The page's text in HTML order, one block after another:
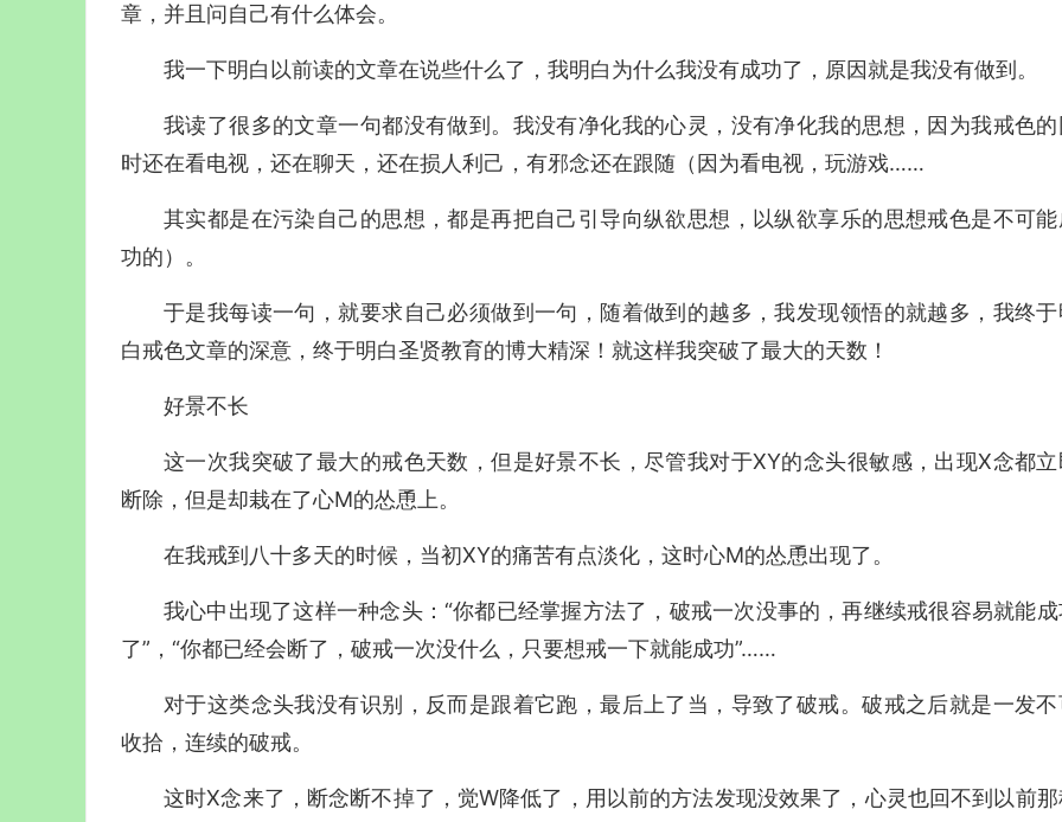
章，并且问自己有什么体会。
我一下明白以前读的文章在说些什么了，我明白为什么我没有成功了，原因就是我没有做到。
我读了很多的文章一句都没有做到。我没有净化我的心灵，没有净化我的思想，因为我戒色的
时还在看电视，还在聊天，还在损人利己，有邪念还在跟随（因为看电视，玩游戏……
其实都是在污染自己的思想，都是再把自己引导向纵欲思想，以纵欲享乐的思想戒色是不可
功的）。
于是我每读一句，就要求自己必须做到一句，随着做到的越多，我发现领悟的就越多，我终于
白戒色文章的深意，终于明白圣贤教育的博大精深！就这样我突破了最大的天数！
好景不长
这一次我突破了最大的戒色天数，但是好景不长，尽管我对于XY的念头很敏感，出现X念都立
断除，但是却栽在了心M的怂恿上。
在我戒到八十多天的时候，当初XY的痛苦有点淡化，这时心M的怂恿出现了。
我心中出现了这样一种念头：“你都已经掌握方法了，破戒一次没事的，再继续戒很容易就能成
了”，“你都已经会断了，破戒一次没什么，只要想戒一下就能成功”……
对于这类念头我没有识别，反而是跟着它跑，最后上了当，导致了破戒。破戒之后就是一发
收拾，连续的破戒。
这时X念来了，断念断不掉了，觉W降低了，用以前的方法发现没效果了，心灵也回不到以前那